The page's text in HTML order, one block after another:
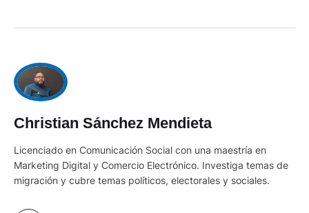
Christian Sánchez Mendieta
Licenciado en Comunicación Social con una maestría en
Marketing Digital y Comercio Electrónico. Investiga temas de
migración y cubre temas políticos, electorales y sociales.